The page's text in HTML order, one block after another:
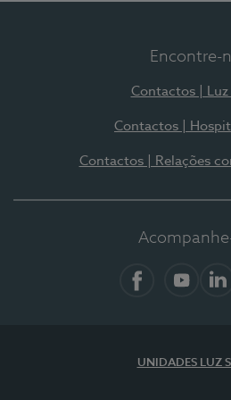
Encontre-
Contactos | Luz
Contactos |
Contactos | Relações
UNIDADES LUZ